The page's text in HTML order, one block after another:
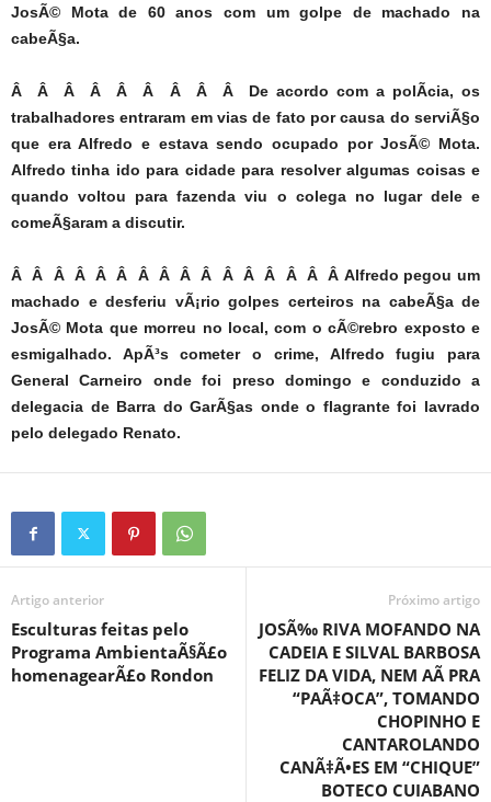
JosÃ© Mota de 60 anos com um golpe de machado na
cabeÃ§a.
Â Â Â Â Â Â Â Â Â De acordo com a polÃ­cia, os
trabalhadores entraram em vias de fato por causa do serviÃ§o
que era Alfredo e estava sendo ocupado por JosÃ© Mota.
Alfredo tinha ido para cidade para resolver algumas coisas e
quando voltou para fazenda viu o colega no lugar dele e
comeÃ§aram a discutir.
Â Â Â Â Â Â Â Â Â Â Â Â Â Â Â Â Alfredo pegou um
machado e desferiu vÃ¡rio golpes certeiros na cabeÃ§a de
JosÃ© Mota que morreu no local, com o cÃ©rebro exposto e
esmigalhado. ApÃ³s cometer o crime, Alfredo fugiu para
General Carneiro onde foi preso domingo e conduzido a
delegacia de Barra do GarÃ§as onde o flagrante foi lavrado
pelo delegado Renato.
Artigo anterior
Esculturas feitas pelo
Programa AmbientaÃ§Ã£o
homenagearÃ£o Rondon
Próximo artigo
JOSÃ‰ RIVA MOFANDO NA
CADEIA E SILVAL BARBOSA
FELIZ DA VIDA, NEM AÃ PRA
“PAÃ‡OCA”, TOMANDO
CHOPINHO E
CANTAROLANDO
CANÃ‡Ã•ES EM “CHIQUE”
BOTECO CUIABANO